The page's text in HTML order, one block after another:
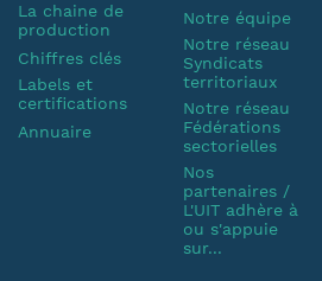
La chaine de
production
Chiffres clés
Labels et
certifications
Annuaire
Notre équipe
Notre réseau
Syndicats
territoriaux
Notre réseau
Fédérations
sectorielles
Nos
partenaires /
L'UIT adhère à
ou s'appuie
sur...